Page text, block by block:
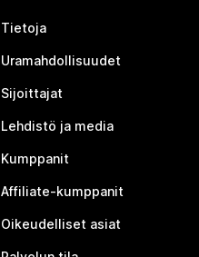
Tietoja
Uramahdollisuudet
Sijoittajat
Lehdistö ja media
Kumppanit
Affiliate-kumppanit
Oikeudelliset asiat